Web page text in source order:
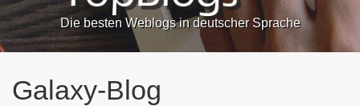
Die besten Weblogs in deutscher Sprache
Galaxy-Blog